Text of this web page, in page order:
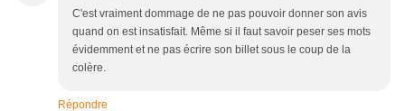
C'est vraiment dommage de ne pas pouvoir donner son avis
quand on est insatisfait. Même si il faut savoir peser ses mots
évidemment et ne pas écrire son billet sous le coup de la
colère.
Répondre